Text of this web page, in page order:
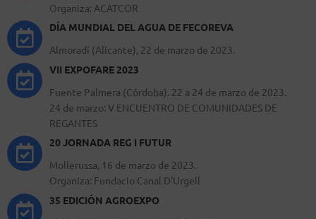
Organiza: ACATCOR
DÍA MUNDIAL DEL AGUA DE FECOREVA
Almoradí (Alicante), 22 de marzo de 2023.
VII EXPOFARE 2023
Fuente Palmera (Córdoba). 22 a 24 de marzo de 2023.
24 de marzo: V ENCUENTRO DE COMUNIDADES DE
REGANTES
20 JORNADA REG I FUTUR
Mollerussa, 16 de marzo de 2023.
Organiza: Fundacio Canal D'Urgell
35 EDICIÓN AGROEXPO